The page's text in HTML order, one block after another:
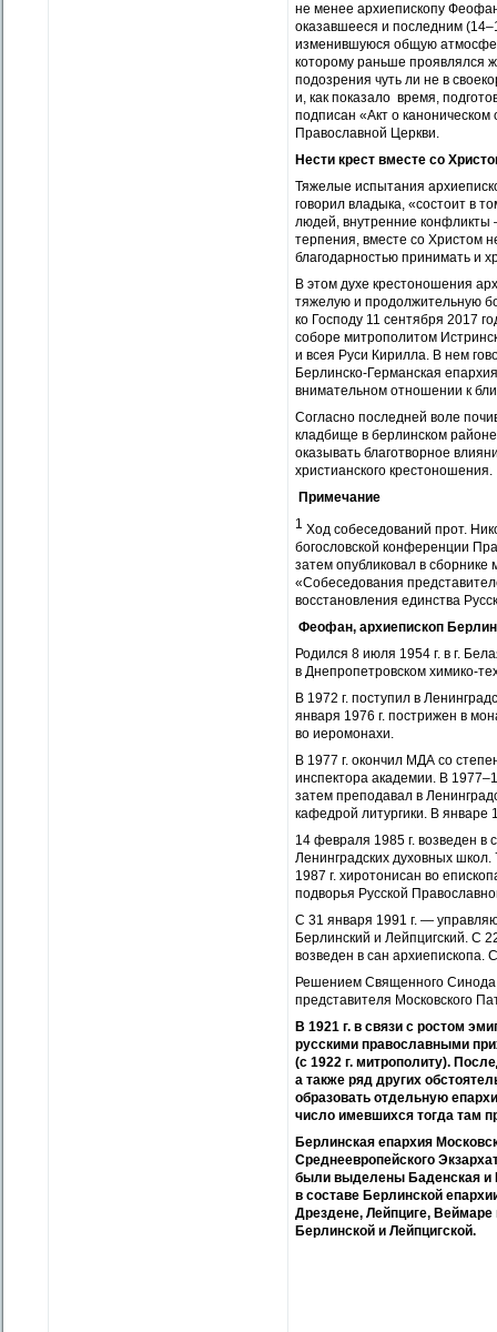
не менее архиепископу
оказавшееся и последним
изменившуюся общую
которому раньше проявлялся
подозрения чуть ли не в
и, как показало время,
подписан «Акт о
Православной Церкви.
Нести крест вместе со
Тяжелые испытания
говорил владыка, «состоит в
людей, внутренние
терпения, вместе со Христом
благодарностью принимать и
В этом духе крестоношения
тяжелую и продолжительную
ко Господу 11 сентября 2017
соборе мит­рополитом
и всея Руси Кирилла. В нем
Берлинско-Германская
внимательном отношении к
Согласно последней воле
кладбище в берлинском
оказывать благотворное
христианского крестоношения.
Примечание
1 Ход собеседований прот.
богословской конференции
затем опубликовал в
«Собеседования
восстановления единства
Феофан, архиепископ
Родился 8 июля 1954 г. в г.
в Днепропетровском химико-
В 1972 г. поступил в
января 1976 г. пострижен в
во иеромонахи.
В 1977 г. окончил МДА со
инспектора академии. В
затем преподавал в
кафедрой литургики. В январе
14 февраля 1985 г. возведен в
Ленинградских духовных
1987 г. хиротонисан во
подворья Русской
С 31 января 1991 г. —
Берлинский и Лейпцигский. С
возведен в сан архиепископа.
Решением Священного
представителя Московского
В 1921 г. в связи с ростом
русскими православными
(с 1922 г. митрополиту).
а также ряд других
образовать отдельную
число имевшихся тогда там
Берлинская епархия
Среднеевропейского
были выделены Баденская и
в составе Берлинской
Дрездене, Лейпциге,
Берлинской и Лейпцигской.